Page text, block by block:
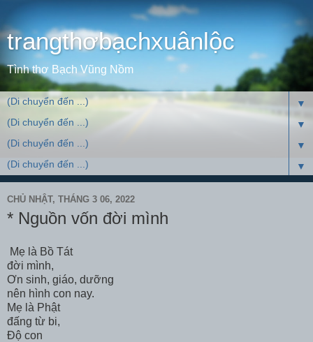
trangthơbạchxuânlộc
Tình thơ Bạch Vũng Nồm
▼
▼
▼
▼
CHỦ NHẬT, THÁNG 3 06, 2022
* Nguồn vốn đời mình
Mẹ là Bồ Tát
đời mình,
Ơn sinh, giáo, dưỡng
nên hình con nay.
Mẹ là Phật
đấng từ bi,
Độ con